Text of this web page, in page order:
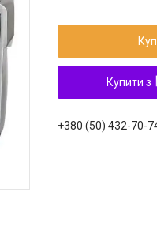
Купити з
+380 (50) 432-70-